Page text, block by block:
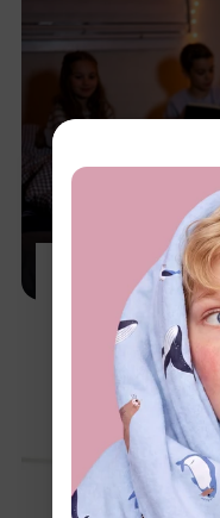
30 ideas
con niños y
3 dic 2025